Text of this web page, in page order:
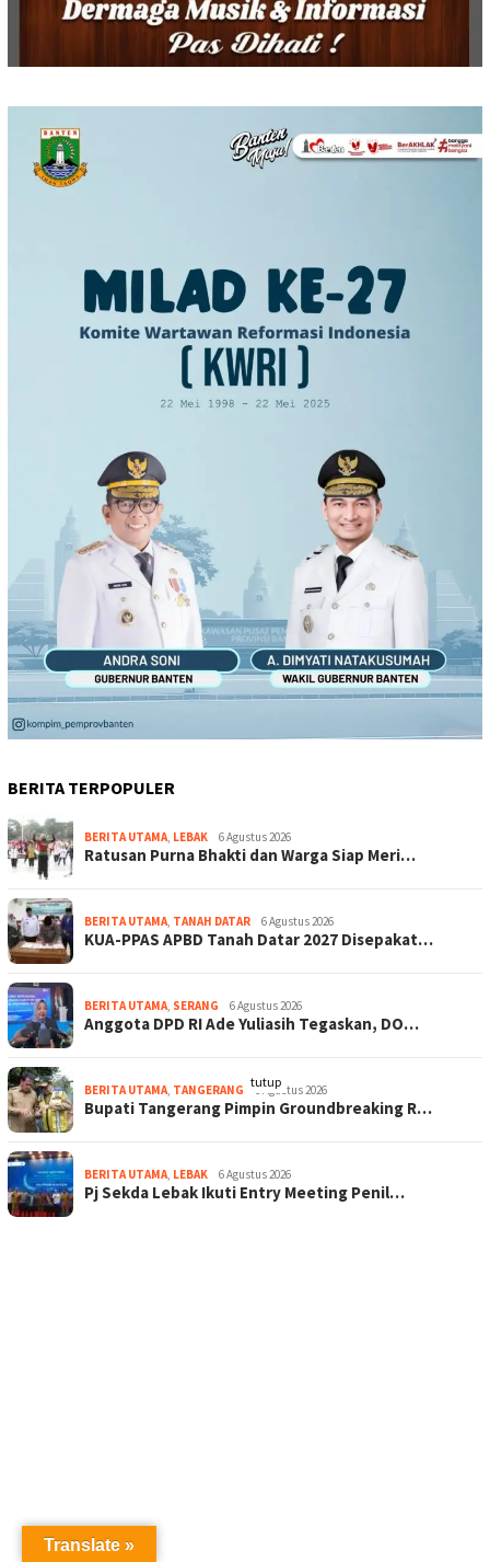
BERITA TERPOPULER
BERITA UTAMA, LEBAK 6 Agustus 2026
Ratusan Purna Bhakti dan Warga Siap Meri…
BERITA UTAMA, TANAH DATAR 6 Agustus 2026
KUA-PPAS APBD Tanah Datar 2027 Disepakat…
BERITA UTAMA, SERANG 6 Agustus 2026
Anggota DPD RI Ade Yuliasih Tegaskan, DO…
BERITA UTAMA, TANGERANG 6 Agustus 2026
Bupati Tangerang Pimpin Groundbreaking R…
BERITA UTAMA, LEBAK 6 Agustus 2026
Pj Sekda Lebak Ikuti Entry Meeting Penil…
tutup
Translate »